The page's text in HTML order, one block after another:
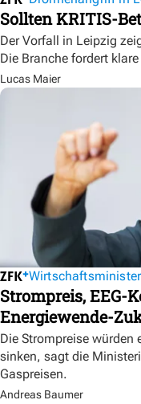
Sollten KRITIS-
Der Vorfall in Leipzig
Die Branche fordert
Lucas Maier
Strompreis, EEG-
Energiewende-
Die Strompreise würden
sinken, sagt die
Gaspreisen.
Andreas Baumer